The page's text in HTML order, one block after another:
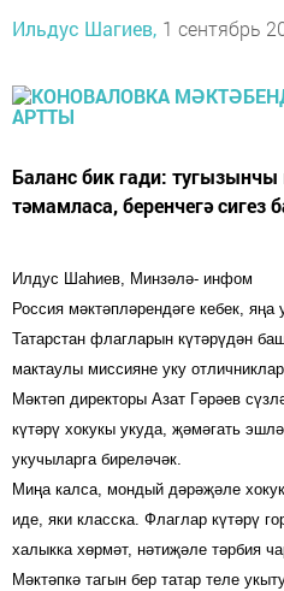
Ильдус Шагиев, 1 сентябрь
Баланс бик гади:
тәмамласа, беренчегә сигез
Илдус Шаһиев, Минзәлә- инфом
Россия мәктәпләрендәге кебек,
Татарстан флагларын күтәрүдән
мактаулы миссияне уку
Мәктәп директоры Азат Гәрәев
күтәрү хокукы укуда, җәмәгать
укучыларга биреләчәк.
Миңа калса, мондый дәрәҗәле
иде, яки класска. Флаглар күтәрү
халыкка хөрмәт, нәтиҗәле тәрбия
Мәктәпкә тагын бер татар теле